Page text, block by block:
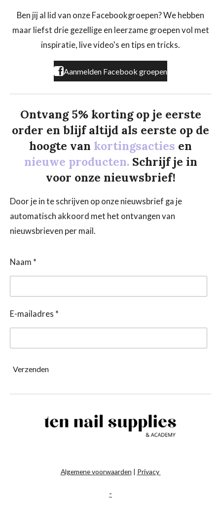
b
o
k
a
r
a
o
Ben jij al lid van onze Facebookgroepen? We hebben
maar liefst drie gezellige en leerzame groepen vol met
inspiratie, live video's en tips en tricks.
Aanmelden Facebook groepen
Ontvang 5% korting op je eerste
order en blijf altijd als eerste op de
hoogte van kortingsacties en
nieuwe producten. Schrijf je in
voor onze nieuwsbrief!
Door je in te schrijven op onze nieuwsbrief ga je
automatisch akkoord met het ontvangen van
nieuwsbrieven per mail.
Naam *
E-mailadres *
Verzenden
Algemene voorwaarden | Privacy
-